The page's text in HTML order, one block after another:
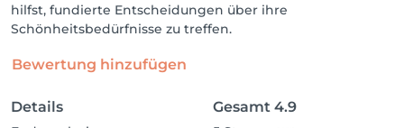
hilfst, fundierte Entscheidungen über ihre
Schönheitsbedürfnisse zu treffen.
Bewertung hinzufügen
Details Gesamt 4.9